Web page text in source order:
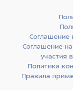
Выпускают
2,5; 4,0 и 6,0 мл
поштучно в
вместе с
Соглашение
Соглашение
участия
Политика
Правила